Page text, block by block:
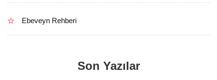
Ebeveyn Rehberi
Son Yazılar